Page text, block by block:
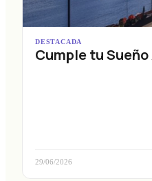
DESTACADA
Cumple tu Sueño
29/06/2026